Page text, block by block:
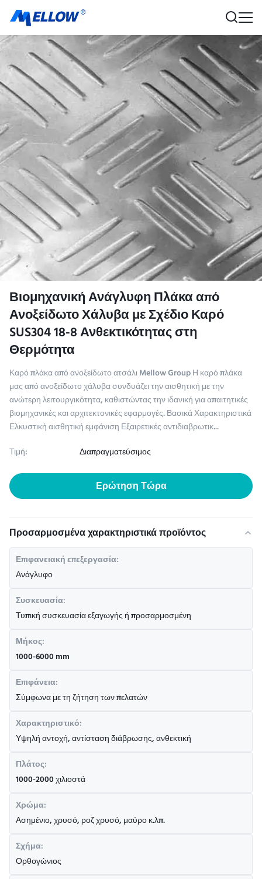
Βιομηχανική Ανάγλυφη Πλάκα από
Ανοξείδωτο Χάλυβα με Σχέδιο Καρό
SUS304 18-8 Ανθεκτικότητας στη
Θερμότητα
Καρό πλάκα από ανοξείδωτο ατσάλι Mellow Group Η καρό πλάκα
μας από ανοξείδωτο χάλυβα συνδυάζει την αισθητική με την
ανώτερη λειτουργικότητα, καθιστώντας την ιδανική για απαιτητικές
βιομηχανικές και αρχιτεκτονικές εφαρμογές. Βασικά Χαρακτηριστικά
Ελκυστική αισθητική εμφάνιση Εξαιρετικές αντιδιαβρωτικ...
Τιμή:
Διαπραγματεύσιμος
Ερώτηση Τώρα
Προσαρμοσμένα χαρακτηριστικά προϊόντος
Επιφανειακή επεξεργασία:
Ανάγλυφο
Συσκευασία:
Τυπική συσκευασία εξαγωγής ή προσαρμοσμένη
Μήκος:
1000-6000 mm
Επιφάνεια:
Σύμφωνα με τη ζήτηση των πελατών
Χαρακτηριστικό:
Υψηλή αντοχή, αντίσταση διάβρωσης, ανθεκτική
Πλάτος:
1000-2000 χιλιοστά
Χρώμα:
Ασημένιο, χρυσό, ροζ χρυσό, μαύρο κ.λπ.
Σχήμα:
Ορθογώνιος